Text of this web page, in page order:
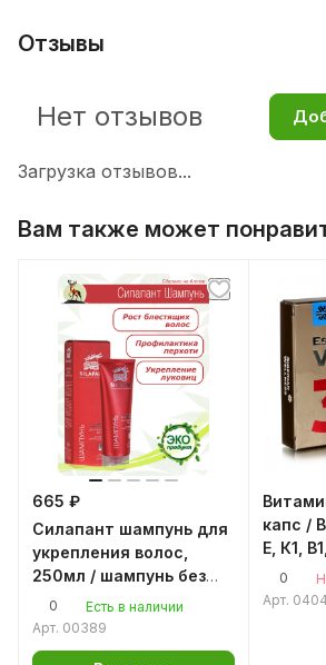
Отзывы
Загрузка отзывов...
Нет отзывов
Вам также может
665 ₽
Силапант шампунь для
укрепления волос,
250мл / шампунь без
парабенов, силиконов /
Алтайская пантовая
0
Есть в наличии
Арт. 00389
капс /
Е, К1,
10,
0
Арт.